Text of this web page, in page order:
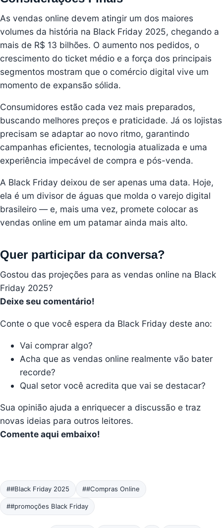
As vendas online devem atingir um dos maiores
volumes da história na Black Friday 2025, chegando a
mais de R$ 13 bilhões. O aumento nos pedidos, o
crescimento do ticket médio e a força dos principais
segmentos mostram que o comércio digital vive um
momento de expansão sólida.
Consumidores estão cada vez mais preparados,
buscando melhores preços e praticidade. Já os lojistas
precisam se adaptar ao novo ritmo, garantindo
campanhas eficientes, tecnologia atualizada e uma
experiência impecável de compra e pós-venda.
A Black Friday deixou de ser apenas uma data. Hoje,
ela é um divisor de águas que molda o varejo digital
brasileiro — e, mais uma vez, promete colocar as
vendas online em um patamar ainda mais alto.
Quer participar da conversa?
Gostou das projeções para as vendas online na Black
Friday 2025?
Deixe seu comentário!
Conte o que você espera da Black Friday deste ano:
Vai comprar algo?
Acha que as vendas online realmente vão bater
recorde?
Qual setor você acredita que vai se destacar?
Sua opinião ajuda a enriquecer a discussão e traz
novas ideias para outros leitores.
Comente aqui embaixo!
##Black Friday 2025 ##Compras Online
##promoções Black Friday